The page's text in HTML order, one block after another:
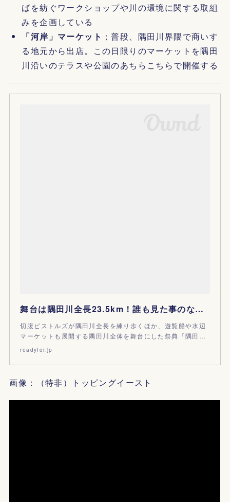
ばを紡ぐワークショップや川の環境に関する取組
みを企画している
「河岸」マーケット ；普段、隅田川界隈で商いす
る地元から出店。この日限りのマーケットを隅田
川沿いのテラスや公園のあちらこちらで開催する
舞台は隅田川全長23.5km！誰も見た事のない景色を一緒に作りたい - クラウドファンディング READYFOR
切腹ピストルズが隅田川全長を練り歩くほか、遊覧船や水辺
マーケットも展開する隅田川全体を舞台にした祭典「隅田…
readyfor.jp
画像：（特非）トッピングイースト